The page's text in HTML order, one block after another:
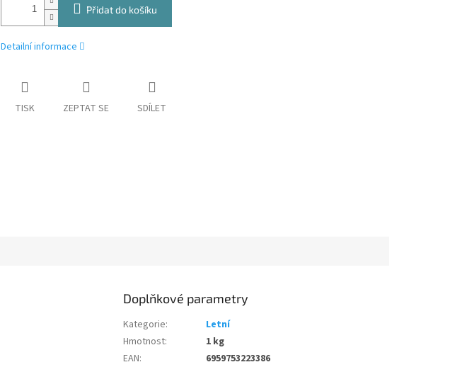
Přidat do košíku
Detailní informace
TISK ZEPTAT SE SDÍLET
Doplňkové parametry
Kategorie:
Letní
Hmotnost:
1 kg
EAN:
6959753223386